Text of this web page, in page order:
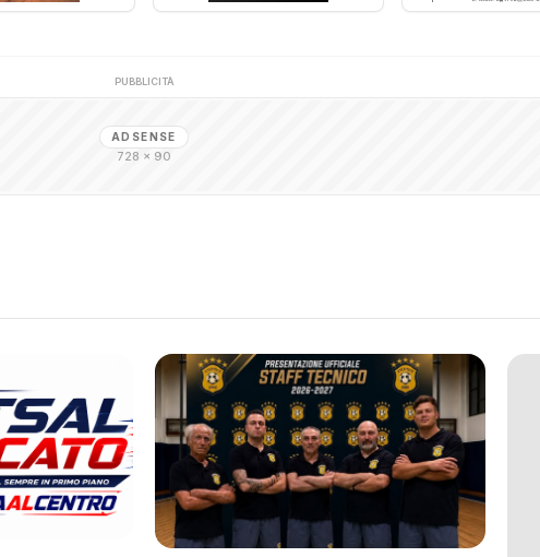
PUBBLICITÀ
ADSENSE
728 × 90